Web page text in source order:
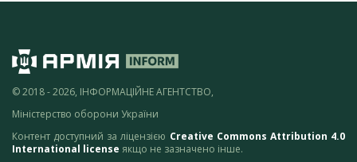
© 2018 - 2026, ІНФОРМАЦІЙНЕ АГЕНТСТВО,
Міністерство оборони України
Контент доступний за ліцензією Creative Commons Attribution 4.0
International license якщо не зазначено інше.